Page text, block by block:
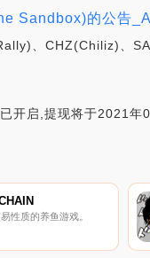
Sandbox)的公告
、CHZ(Chiliz)、
开启,提现将于2021年
性质的养鱼游戏。